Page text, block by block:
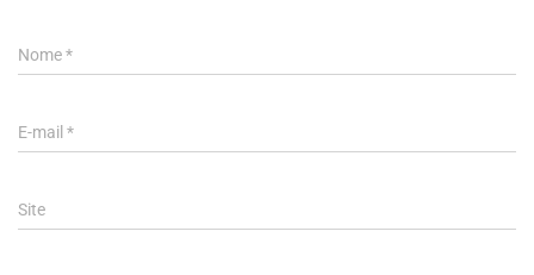
Nome*
E-mail *
Site